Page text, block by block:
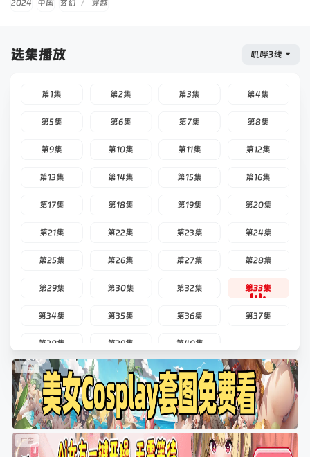
2024 中国 玄幻 / 穿越
选集播放 叽哔3线
第1集 第2集 第3集 第4集
第5集 第6集 第7集 第8集
第9集 第10集 第11集 第12集
第13集 第14集 第15集 第16集
第17集 第18集 第19集 第20集
第21集 第22集 第23集 第24集
第25集 第26集 第27集 第28集
第29集 第30集 第32集 第33集
第34集 第35集 第36集 第37集
第38集 第39集 第40集